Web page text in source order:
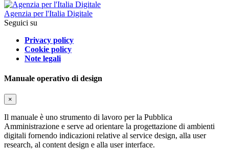
Agenzia per l'Italia Digitale
Seguici su
Privacy policy
Cookie policy
Note legali
Manuale operativo di design
×
Il manuale è uno strumento di lavoro per la Pubblica
Amministrazione e serve ad orientare la progettazione di ambienti
digitali fornendo indicazioni relative al service design, alla user
research, al content design e alla user interface.